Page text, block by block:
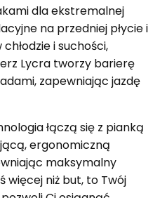
dla ekstremalnej
na przedniej płycie i
i suchości,
Lycra tworzy barierę
zapewniając jazdę
łączą się z pianką
ergonomiczną
maksymalny
więcej niż but, to Twój